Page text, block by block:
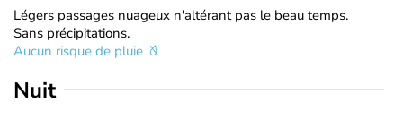
Légers passages nuageux n'altérant pas le beau temps.
Sans précipitations.
Aucun risque de pluie
Nuit